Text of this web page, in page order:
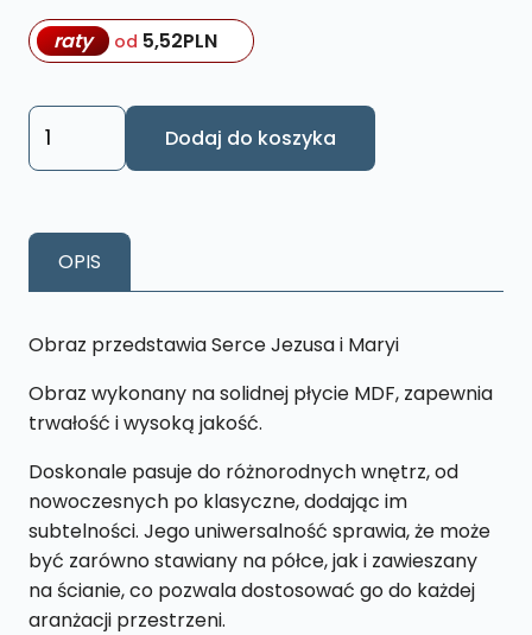
raty od 5,52PLN
ilość
Obraz
i
Serce
L39
43
cm
Dodaj do koszyka
OPIS
Obraz przedstawia Serce Jezusa i Maryi
Obraz wykonany na solidnej płycie MDF, zapewnia
trwałość i wysoką jakość.
Doskonale pasuje do różnorodnych wnętrz, od
nowoczesnych po klasyczne, dodając im
subtelności. Jego uniwersalność sprawia, że może
być zarówno stawiany na półce, jak i zawieszany
na ścianie, co pozwala dostosować go do każdej
aranżacji przestrzeni.